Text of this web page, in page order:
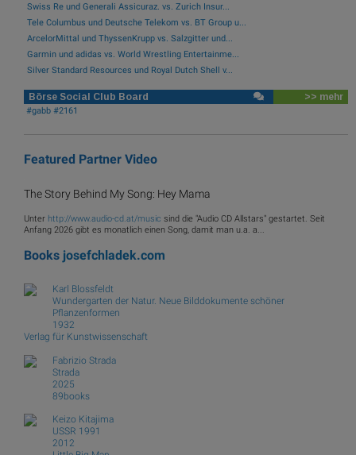
Swiss Re und Generali Assicuraz. vs. Zurich Insur...
Tele Columbus und Deutsche Telekom vs. BT Group u...
ArcelorMittal und ThyssenKrupp vs. Salzgitter und...
Garmin und adidas vs. World Wrestling Entertainme...
Silver Standard Resources und Royal Dutch Shell v...
Börse Social Club Board >> mehr
#gabb #2161
Featured Partner Video
The Story Behind My Song: Hey Mama
Unter http://www.audio-cd.at/music sind die "Audio CD Allstars" gestartet. Seit
Anfang 2026 gibt es monatlich einen Song, damit man u.a. a...
Books josefchladek.com
Karl Blossfeldt
Wundergarten der Natur. Neue Bilddokumente schöner
Pflanzenformen
1932
Verlag für Kunstwissenschaft
Fabrizio Strada
Strada
2025
89books
Keizo Kitajima
USSR 1991
2012